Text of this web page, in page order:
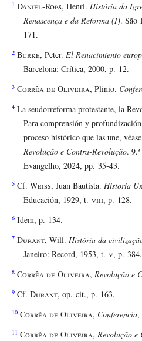
1 Daniel-Rops, Henri. História da
Renascença e da Reforma (I). São
171.
2 Burke, Peter. El Renacimiento
Barcelona: Crítica, 2000, p. 12.
3 Corrêa de Oliveira, Plinio.
4 La seudorreforma protestante, la
Para comprensión y
proceso histórico que las une,
Revolução e Contra-Revolução.
Evangelho, 2024, pp. 35-43.
5 Cf. Weiss, Juan Bautista. Historia
Educación, 1929, t. viii, p. 128.
6 Idem, p. 134.
7 Durant, Will. História da
Janeiro: Record, 1953, t. v, p. 384.
8 Corrêa de Oliveira, Revolução e
9 Cf. Durant, op. cit., p. 163.
10 Corrêa de Oliveira, Conferencia,
11 Corrêa de Oliveira, Revolução e